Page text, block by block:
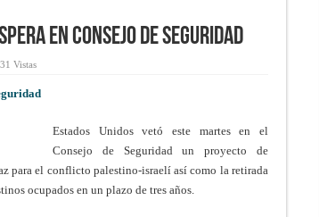
en Consejo de Seguridad
Vistas
Estados Unidos vetó este martes en el
Consejo de Seguridad un proyecto de
para el conflicto palestino-israelí así como la retirada
ocupados en un plazo de tres años.